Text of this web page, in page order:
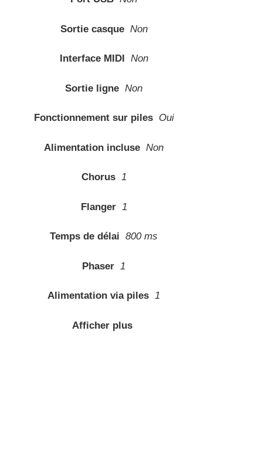
Sortie casque Non
Interface MIDI Non
Sortie ligne Non
Fonctionnement sur piles Oui
Alimentation incluse Non
Chorus 1
Flanger 1
Temps de délai 800 ms
Phaser 1
Alimentation via piles 1
Afficher plus